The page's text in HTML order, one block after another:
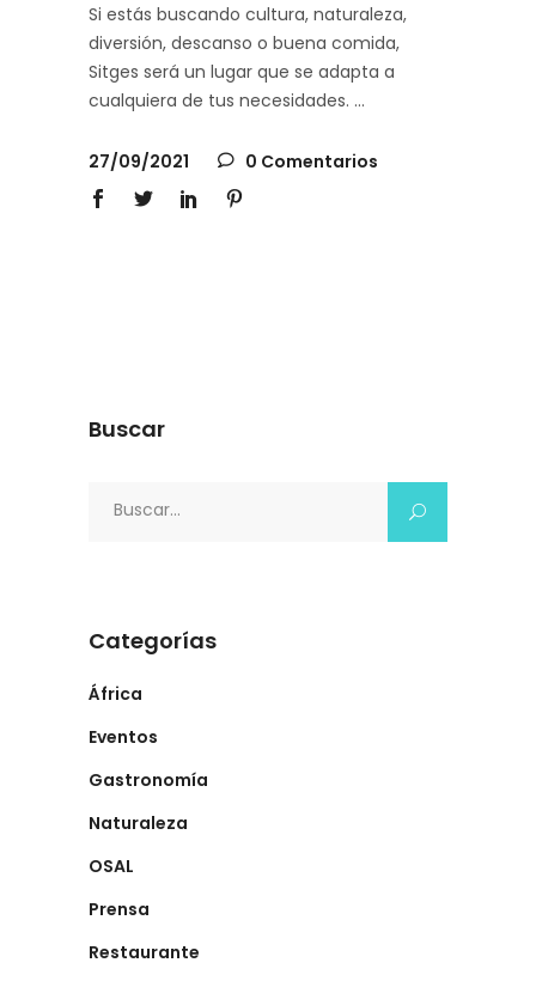
Si estás buscando cultura, naturaleza,
diversión, descanso o buena comida,
Sitges será un lugar que se adapta a
cualquiera de tus necesidades.
27/09/2021 0 Comentarios
Buscar
for:
Categorías
África
Eventos
Gastronomía
Naturaleza
OSAL
Prensa
Restaurante